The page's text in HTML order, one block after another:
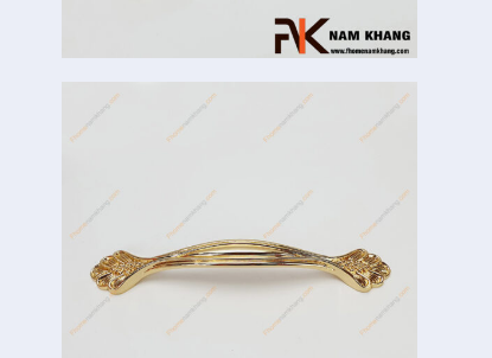
Khóa Cửa Đại Sảnh
FHomeNamKhang
Cho Ngôi Nhà Của
Trọng
27/12/2021
Tại
FHomeNamKhang hiện
có trên dưới hàng chục
mẫu khóa cửa đại sảnh
Các mẫu khóa cửa
thông phòng dùng
cho cửa gỗ
Trên thị trường hiện nay
có rất nhiều nhà phân
phối khóa cửa thông
phòng cao cấp khác
nhau, đều [...]